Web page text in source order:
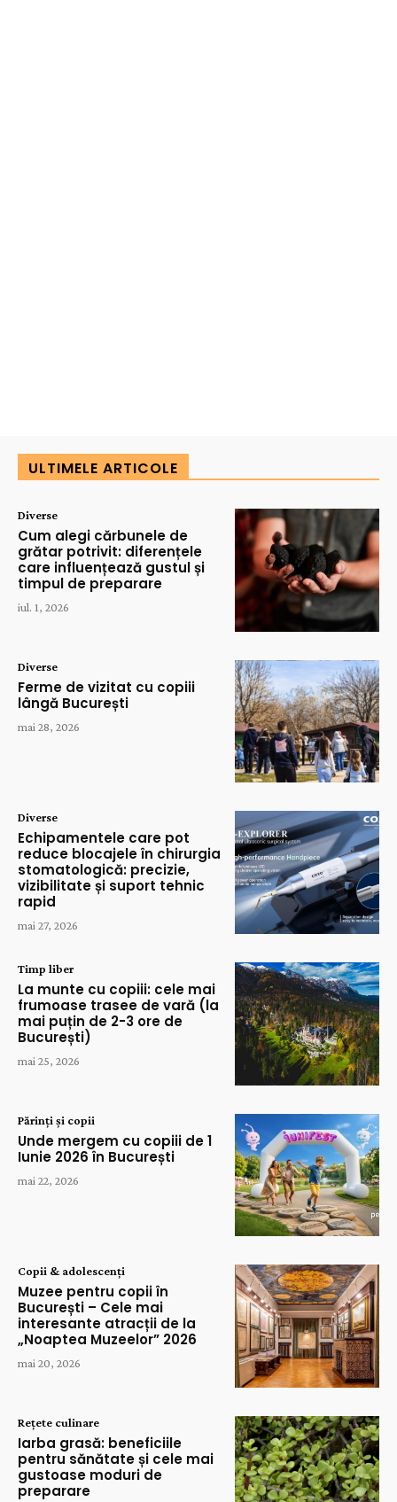
ULTIMELE ARTICOLE
Diverse
Cum alegi cărbunele de
grătar potrivit: diferențele
care influențează gustul și
timpul de preparare
iul. 1, 2026
Diverse
Ferme de vizitat cu copiii
lângă București
mai 28, 2026
Diverse
Echipamentele care pot
reduce blocajele în chirurgia
stomatologică: precizie,
vizibilitate și suport tehnic
rapid
mai 27, 2026
Timp liber
La munte cu copiii: cele mai
frumoase trasee de vară (la
mai puțin de 2-3 ore de
București)
mai 25, 2026
Părinți și copii
Unde mergem cu copiii de 1
Iunie 2026 în București
mai 22, 2026
Copii & adolescenți
Muzee pentru copii în
București – Cele mai
interesante atracții de la
„Noaptea Muzeelor” 2026
mai 20, 2026
Rețete culinare
Iarba grasă: beneficiile
pentru sănătate și cele mai
gustoase moduri de
preparare